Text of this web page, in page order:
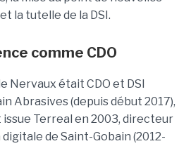
la tutelle de la DSI.
comme CDO
Nervaux était CDO et DSI
Abrasives (depuis début 2017),
Terreal en 2003, directeur
de Saint-Gobain (2012-